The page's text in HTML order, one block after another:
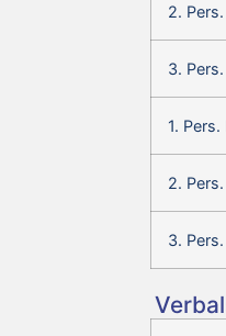
2.
3.
1. Pers.
2. Pers.
3. Pers.